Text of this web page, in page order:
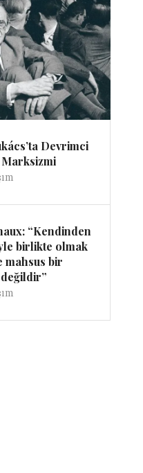
Devrimci
“Kendinden
birlikte olmak
mahsus bir
değildir”